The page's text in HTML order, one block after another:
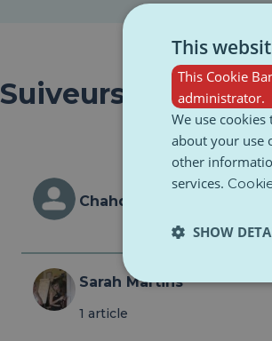
Suiveurs
Chahd Rachidi
Sarah Martins
1 article
This
This Cookie
administrator.
We use
about your use
other
services.
SHOW